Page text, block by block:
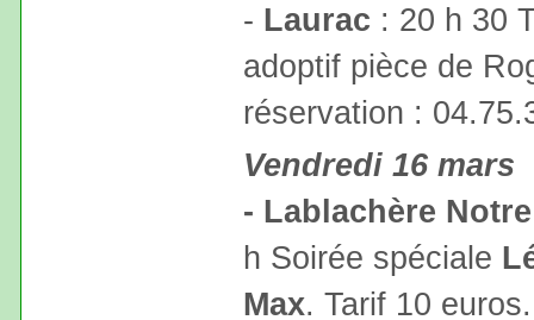
- Laurac : 20 h 30
adoptif pièce de
réservation :
Vendredi 16 mars
- Lablachère
h Soirée spéciale
Max. Tarif 10